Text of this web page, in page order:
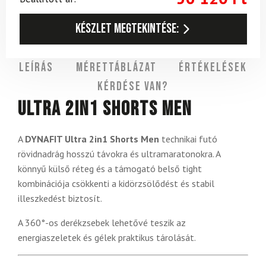
Készlet megtekintése:
Leírás Mérettáblázat
Értékelések
Kérdése van?
Ultra 2in1 Shorts Men
A DYNAFIT Ultra 2in1 Shorts Men technikai futó
rövidnadrág hosszú távokra és ultramaratonokra. A
könnyű külső réteg és a támogató belső tight
kombinációja csökkenti a kidörzsölődést és stabil
illeszkedést biztosít.
A 360°-os derékzsebek lehetővé teszik az
energiaszeletek és gélek praktikus tárolását.